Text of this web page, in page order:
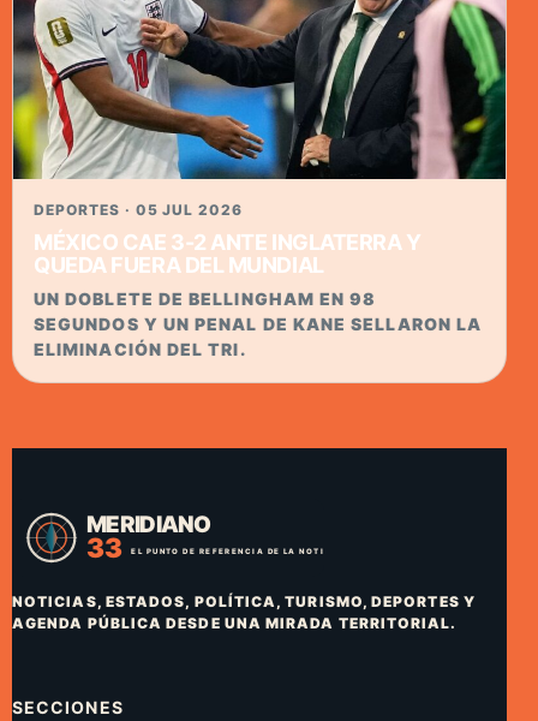
DEPORTES · 05 JUL 2026
MÉXICO CAE 3-2 ANTE INGLATERRA Y
QUEDA FUERA DEL MUNDIAL
UN DOBLETE DE BELLINGHAM EN 98
SEGUNDOS Y UN PENAL DE KANE SELLARON LA
ELIMINACIÓN DEL TRI.
NOTICIAS, ESTADOS, POLÍTICA, TURISMO, DEPORTES Y
AGENDA PÚBLICA DESDE UNA MIRADA TERRITORIAL.
SECCIONES